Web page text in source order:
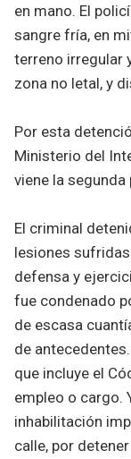
en mano. El
sangre fría, en
terreno irregular
zona no letal, y
Por esta
Ministerio del
viene la segunda
El criminal
lesiones
defensa y
fue condenado
de escasa
de
que incluye el
empleo o cargo.
inhabilitación
calle, por